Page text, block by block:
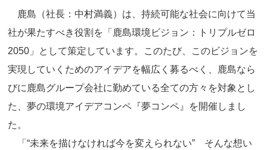
鹿島（社長：中村満義）は、持続可能な社会に向けて当
社が果たすべき役割を「鹿島環境ビジョン：トリプルゼロ
2050」として策定しています。このたび、このビジョンを
実現していくためのアイデアを幅広く募るべく、鹿島なら
びに鹿島グループ会社に勤めている全ての方々を対象とし
た、夢の環境アイデアコンペ『夢コンペ』を開催しまし
た。
「“未来を描けなければ今を変えられない” そんな想い